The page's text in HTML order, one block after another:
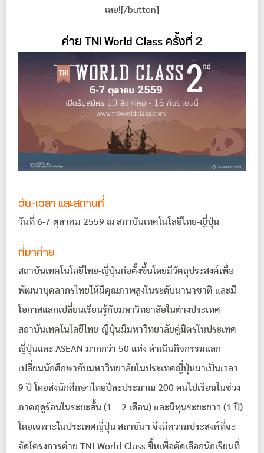
เลย![/button]
ค่าย TNI World Class ครั้งที่ 2
วัน-เวลา และสถานที่
วันที่ 6-7 ตุลาคม 2559 ณ สถาบันเทคโนโลยีไทย-ญี่ปุ่น
ที่มาค่าย
สถาบันเทคโนโลยีไทย-ญี่ปุ่นก่อตั้งขึ้นโดยมีวัตถุประสงค์เพื่อ
พัฒนาบุคลากรไทยให้มีคุณภาพสูงในระดับนานาชาติ และมี
โอกาสแลกเปลี่ยนเรียนรู้กับมหาวิทยาลัยในต่างประเทศ
สถาบันเทคโนโลยีไทย-ญี่ปุ่นมีมหาวิทยาลัยคู่มิตรในประเทศ
ญี่ปุ่นและ ASEAN มากกว่า 50 แห่ง ดำเนินกิจกรรมแลก
เปลี่ยนนักศึกษากับมหาวิทยาลัยในประเทศญี่ปุ่นมาเป็นเวลา
9 ปี โดยส่งนักศึกษาไทยปีละประมาณ 200 คนไปเรียนในช่วง
ภาคฤดูร้อนในระยะสั้น (1 – 2 เดือน) และมีทุนระยะยาว (1 ปี)
โดยเฉพาะในประเทศญี่ปุ่น สถาบันฯ จึงมีความประสงค์ที่จะ
จัดโครงการค่าย TNI World Class ขึ้นเพื่อคัดเลือกนักเรียนที่